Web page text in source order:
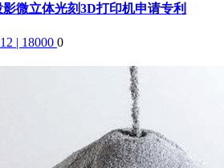
微立体光刻3D打印机申请专利
| 18000 0